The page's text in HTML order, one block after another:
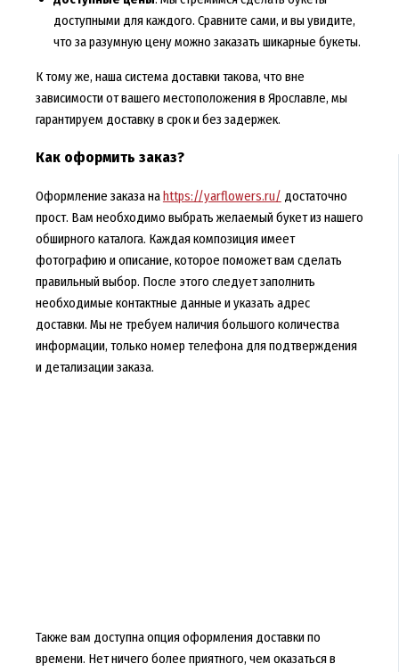
доступными для каждого. Сравните сами, и вы увидите,
что за разумную цену можно заказать шикарные букеты.
К тому же, наша система доставки такова, что вне
зависимости от вашего местоположения в Ярославле, мы
гарантируем доставку в срок и без задержек.
Как оформить заказ?
Оформление заказа наhttps://yarflowers.ru/ достаточно
прост. Вам необходимо выбрать желаемый букет из нашего
обширного каталога. Каждая композиция имеет
фотографию и описание, которое поможет вам сделать
правильный выбор. После этого следует заполнить
необходимые контактные данные и указать адрес
доставки. Мы не требуем наличия большого количества
информации, только номер телефона для подтверждения
и детализации заказа.
Также вам доступна опция оформления доставки по
времени. Нет ничего более приятного, чем оказаться в